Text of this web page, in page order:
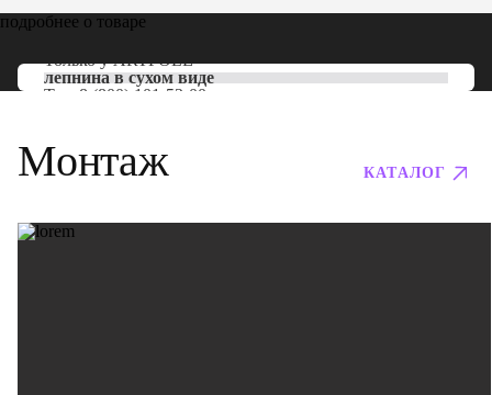
подробнее о товаре
Только уARTPOLE
лепнина в сухом виде
Тел: 8 (800) 101-53-00
Монтаж КАТАЛОГ